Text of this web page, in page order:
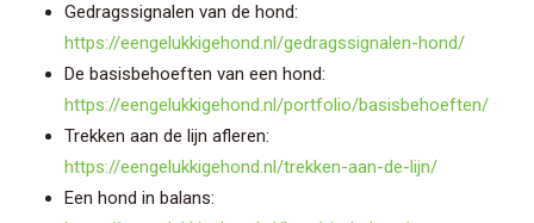
Gedragssignalen van de hond:
https://eengelukkigehond.nl/gedragssignalen-hond/
De basisbehoeften van een hond:
https://eengelukkigehond.nl/portfolio/basisbehoeften/
Trekken aan de lijn afleren:
https://eengelukkigehond.nl/trekken-aan-de-lijn/
Een hond in balans: